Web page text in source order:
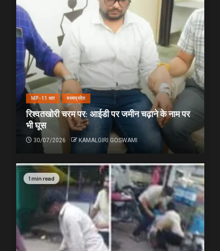
MP-11 धार मध्यप्रदेश
रिश्वतखोरी चरम पर: आईडी पर जमीन चढ़ाने के नाम पर
भी घूस
30/07/2026 KAMALGIRI GOSWAMI
1 min read